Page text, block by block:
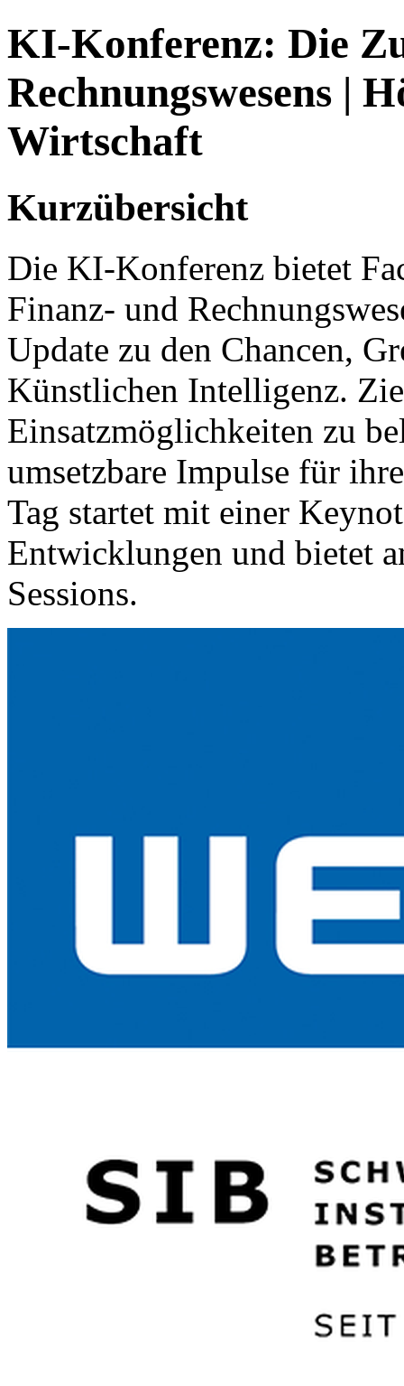
KI-Konferenz: Die
Rechnungswesens |
Wirtschaft
Kurzübersicht
Die KI-Konferenz bietet
Finanz- und
Update zu den Chancen,
Künstlichen Intelligenz.
Einsatzmöglichkeiten zu
umsetzbare Impulse für
Tag startet mit einer
Entwicklungen und bietet
Sessions.